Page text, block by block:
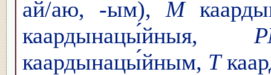
ай/аю, -ым),М
каардынацы́йныя,
каардынацы́йным, Т